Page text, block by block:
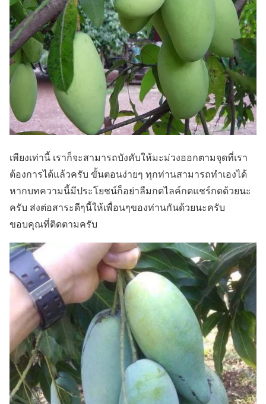
เพียงเท่านี้ เราก็จะสามารถบังคับให้มะม่วงออกตามจุดที่เรา
ต้องการได้แล้วครับ ขั้นตอนง่ายๆ ทุกท่านสามารถทำเองได้
หากบทความนี้มีประโยชน์ก็อย่าลืมกดไลค์กดแชร์กดด้วยนะ
ครับ ส่งต่อสาระดีๆนี้ให้เพื่อนๆของท่านกันด้วยนะครับ
ขอบคุณที่ติดตามครับ